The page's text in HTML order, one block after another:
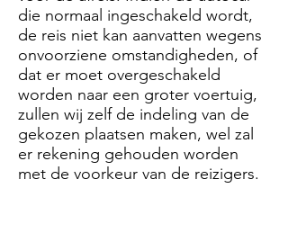
die normaal ingeschakeld wordt,
de reis niet kan aanvatten wegens
onvoorziene omstandigheden, of
dat er moet overgeschakeld
worden naar een groter voertuig,
zullen wij zelf de indeling van de
gekozen plaatsen maken, wel zal
er rekening gehouden worden
met de voorkeur van de reizigers.